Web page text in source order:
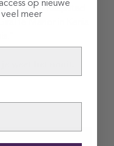
Grace in Kaapstad
weet het nooit.
op nieuwe
meer